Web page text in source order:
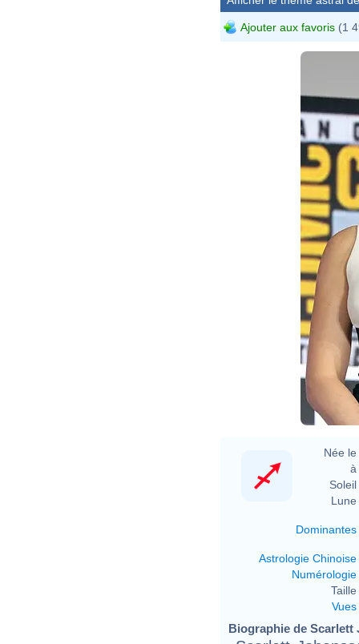
Ajouter aux favoris (1
Née le
à
Soleil
Lune
Dominantes
Astrologie Chinoise
Numérologie
Taille
Vues
Biographie de Scarlett